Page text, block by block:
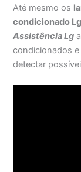
Até mesmo os
condicionado Lg
Assistência Lg
condicionados
detectar